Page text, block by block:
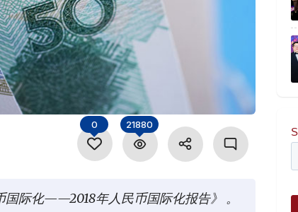
0 21880
际化——2018年人民币国际化报告》 。